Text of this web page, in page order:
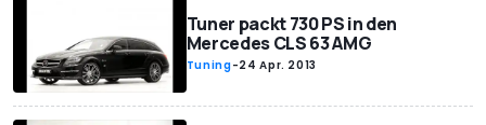
Tuner packt 730 PS in den
Mercedes CLS 63 AMG
Tuning-24 Apr. 2013